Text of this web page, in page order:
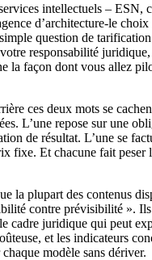
intellectuels – ESN,
d’architecture-le
question de
responsabilité
la façon dont vous allez
ces deux mots se
L’une repose sur une
de résultat. L’une se
fixe. Et chacune fait peser
la plupart des contenus
contre prévisibilité ».
cadre juridique qui peut
et les indicateurs
modèle sans dériver.